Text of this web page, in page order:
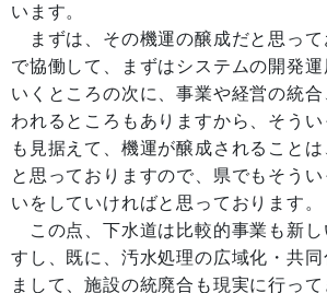
います。
まずは、その機運の醸成だと思って
で協働して、まずはシステムの開発
いくところの次に、事業や経営の統
われるところもありますから、そう
も見据えて、機運が醸成されること
と思っておりますので、県でもそう
いをしていければと思っております。
この点、下水道は比較的事業も新し
すし、既に、汚水処理の広域化・共
まして、施設の統廃合も現実に行って